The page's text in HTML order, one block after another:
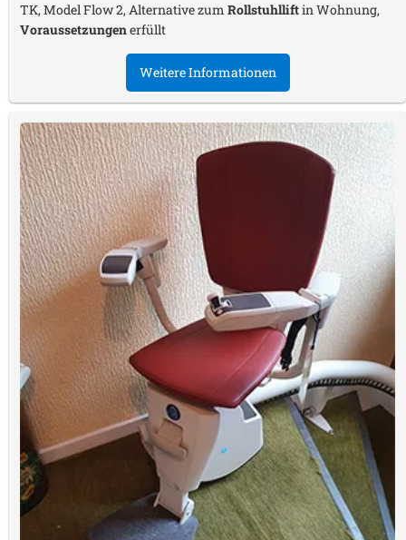
TK, Model Flow 2, Alternative zum Rollstuhlliftin Wohnung,
Voraussetzungenerfüllt
Weitere Informationen